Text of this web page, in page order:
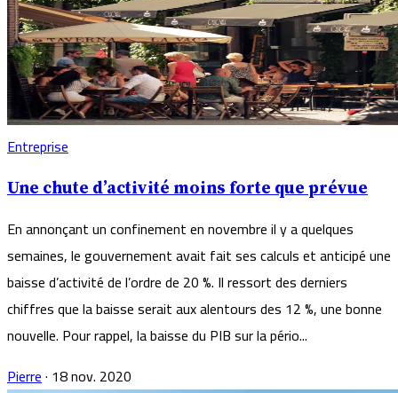
Entreprise
Une chute d’activité moins forte que prévue
En annonçant un confinement en novembre il y a quelques
semaines, le gouvernement avait fait ses calculs et anticipé une
baisse d’activité de l’ordre de 20 %. Il ressort des derniers
chiffres que la baisse serait aux alentours des 12 %, une bonne
nouvelle. Pour rappel, la baisse du PIB sur la pério...
Pierre· 18 nov. 2020